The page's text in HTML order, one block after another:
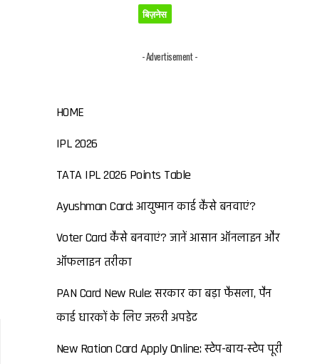
बिज़नेस
- Advertisement -
HOME
IPL 2026
TATA IPL 2026 Points Table
Ayushman Card: आयुष्मान कार्ड कैसे बनवाएं?
Voter Card कैसे बनवाएं? जानें आसान ऑनलाइन और
ऑफलाइन तरीका
PAN Card New Rule: सरकार का बड़ा फैसला, पैन
कार्ड धारकों के लिए जरूरी अपडेट
New Ration Card Apply Online: स्टेप-बाय-स्टेप पूरी